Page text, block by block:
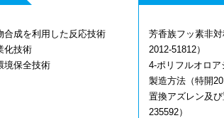
合成を利用した反応技術
化技術
境保全技術
芳香族フッ素非
2012-51812）
4-ポリフルオロ
製造方法（特開
置換アズレン及
235592）